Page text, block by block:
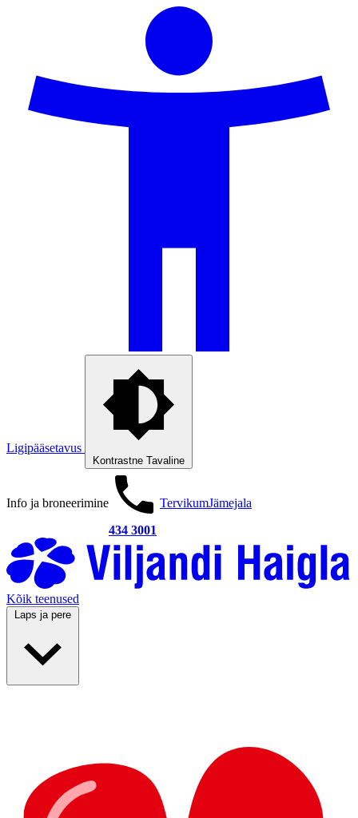
Ligipääsetavus
Kontrastne Tavaline
Info ja broneerimine
434 3001
TervikumJämejala
Kõik teenused
Laps ja pere